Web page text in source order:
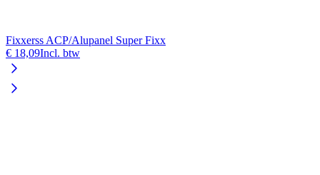
Fixxerss ACP/Alupanel Super Fixx
€ 18,09Incl. btw